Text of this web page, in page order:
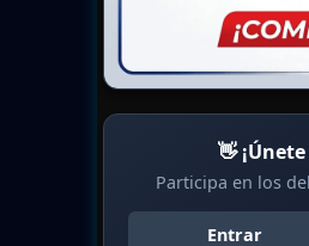
👋
Participa en los
Entrar